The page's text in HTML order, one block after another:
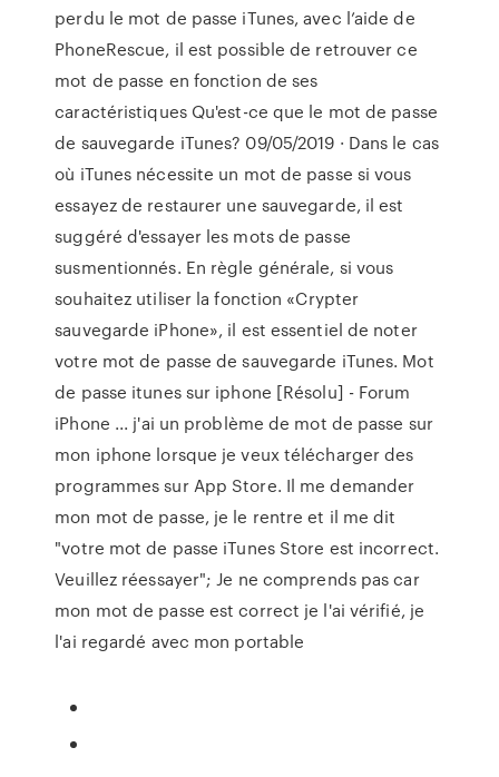
perdu le mot de passe iTunes, avec l’aide de
PhoneRescue, il est possible de retrouver ce
mot de passe en fonction de ses
caractéristiques Qu'est-ce que le mot de passe
de sauvegarde iTunes? 09/05/2019 · Dans le cas
où iTunes nécessite un mot de passe si vous
essayez de restaurer une sauvegarde, il est
suggéré d'essayer les mots de passe
susmentionnés. En règle générale, si vous
souhaitez utiliser la fonction «Crypter
sauvegarde iPhone», il est essentiel de noter
votre mot de passe de sauvegarde iTunes. Mot
de passe itunes sur iphone [Résolu] - Forum
iPhone ... j'ai un problème de mot de passe sur
mon iphone lorsque je veux télécharger des
programmes sur App Store. Il me demander
mon mot de passe, je le rentre et il me dit
"votre mot de passe iTunes Store est incorrect.
Veuillez réessayer"; Je ne comprends pas car
mon mot de passe est correct je l'ai vérifié, je
l'ai regardé avec mon portable